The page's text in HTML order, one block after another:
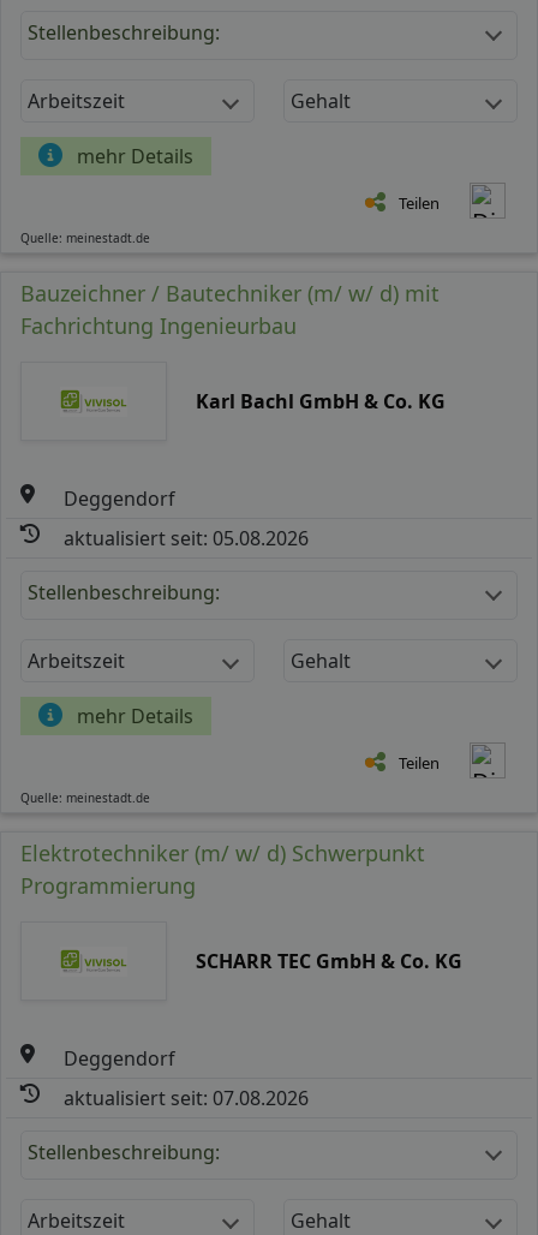
Stellenbeschreibung:
Arbeitszeit Gehalt
mehr Details
Teilen
Quelle: meinestadt.de
Bauzeichner / Bautechniker (m/ w/ d) mit
Fachrichtung Ingenieurbau
Karl Bachl GmbH & Co. KG
Deggendorf
aktualisiert seit: 05.08.2026
Stellenbeschreibung:
Arbeitszeit Gehalt
mehr Details
Teilen
Quelle: meinestadt.de
Elektrotechniker (m/ w/ d) Schwerpunkt
Programmierung
SCHARR TEC GmbH & Co. KG
Deggendorf
aktualisiert seit: 07.08.2026
Stellenbeschreibung:
Arbeitszeit Gehalt